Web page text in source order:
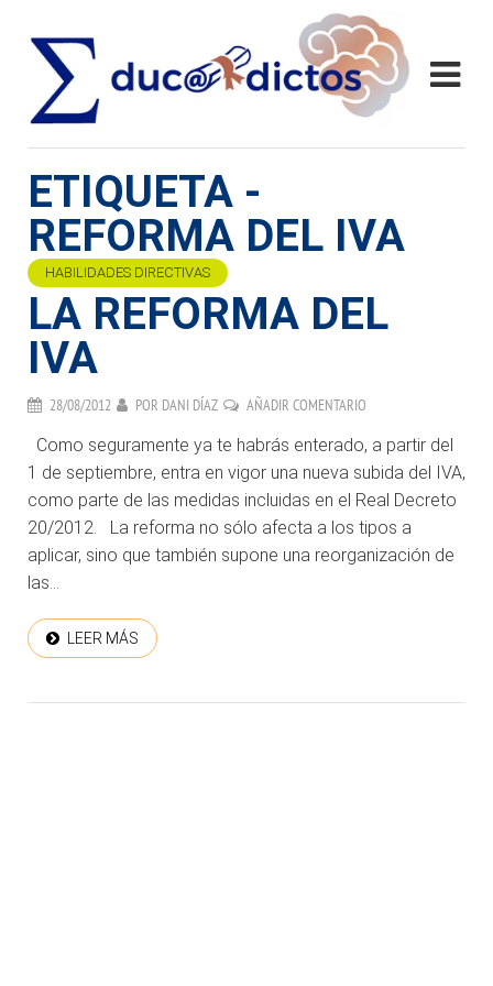
ETIQUETA -
REFORMA DEL IVA
HABILIDADES DIRECTIVAS
LA REFORMA DEL
IVA
28/08/2012 POR DANI DÍAZ AÑADIR COMENTARIO
Como seguramente ya te habrás enterado, a partir del
1 de septiembre, entra en vigor una nueva subida del IVA,
como parte de las medidas incluidas en el Real Decreto
20/2012. La reforma no sólo afecta a los tipos a
aplicar, sino que también supone una reorganización de
las...
LEER MÁS